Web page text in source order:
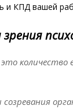
и КПД вашей